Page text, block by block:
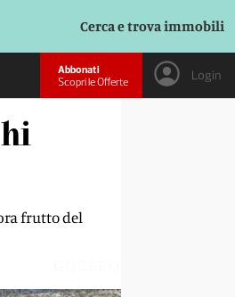
Cerca e trova immobili
Abbonati
Scopri le Offerte
Login
frutto del